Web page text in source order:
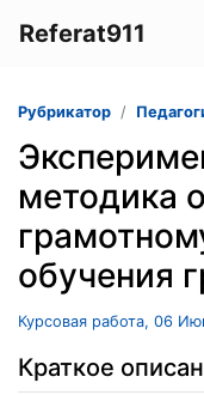
Referat911
Рубрикатор
методика
обучения
Курсовая работа, 06
Краткое